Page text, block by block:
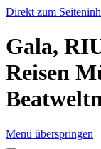
Direkt zum
Gala,
Reisen
Menü überspringen